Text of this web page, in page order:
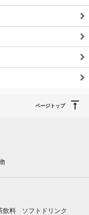
ページトップ
飲料 ソフトドリンク